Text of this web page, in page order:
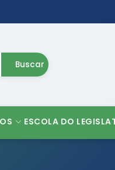
Buscar
ESCOLA DO